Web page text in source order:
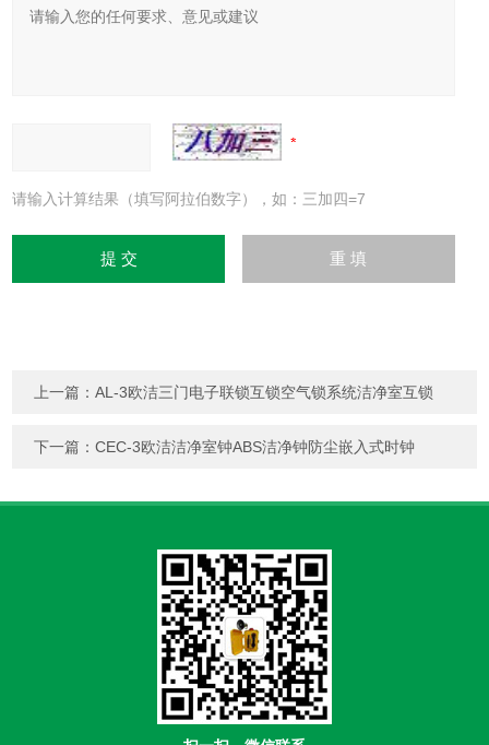
请输入计算结果（填写阿拉伯数字），如：三加四=7
上一篇：AL-3欧洁三门电子联锁互锁空气锁系统洁净室互锁
下一篇：CEC-3欧洁洁净室钟ABS洁净钟防尘嵌入式时钟